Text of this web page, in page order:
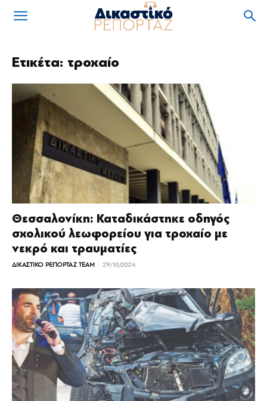
Ετικέτα: τροχαίο
Θεσσαλονίκη: Καταδικάστηκε οδηγός
σχολικού λεωφορείου για τροχαίο με
νεκρό και τραυματίες
ΔΙΚΑΣΤΙΚΟ ΡΕΠΟΡΤΑΖ TEAM - 29/10/2024